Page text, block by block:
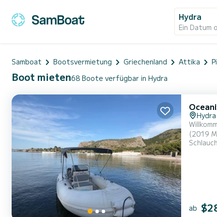
Hydra
Ein Datum
Samboat Bootsvermietung Griechenland Attika
Boot mieten68 Boote verfügbar in Hydra
Hydra
Willkommen
(2019
ab